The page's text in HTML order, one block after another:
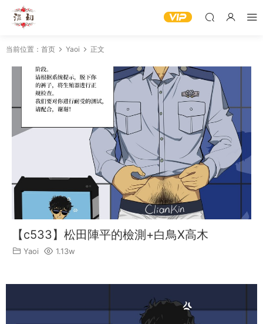
当前位置： 首页 Yaoi 正文
【c533】松田陣平的檢測+白鳥X高木
Yaoi 1.13w